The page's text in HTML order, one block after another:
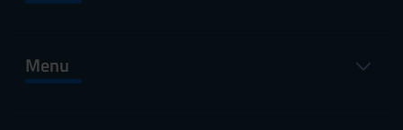
Menu